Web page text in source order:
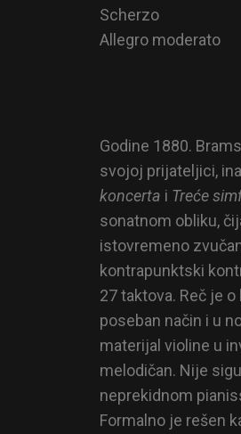
Scherzo
Allegro moderato
Godine 1880.
svojoj prijateljici,
koncerta i Treće
sonatnom obliku,
istovremeno
kontrapunktski
27 taktova. Reč je
poseban način i u
materijal violine u
melodičan. Nije
neprekidnom
Formalno je rešen